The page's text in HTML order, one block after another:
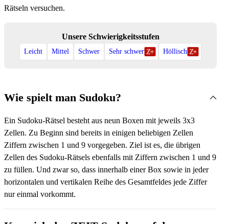
Rätseln versuchen.
Unsere Schwierigkeitsstufen
Leicht Mittel Schwer Sehr schwer Höllisch
Wie spielt man Sudoku?
Ein Sudoku-Rätsel besteht aus neun Boxen mit jeweils 3x3
Zellen. Zu Beginn sind bereits in einigen beliebigen Zellen
Ziffern zwischen 1 und 9 vorgegeben. Ziel ist es, die übrigen
Zellen des Sudoku-Rätsels ebenfalls mit Ziffern zwischen 1 und 9
zu füllen. Und zwar so, dass innerhalb einer Box sowie in jeder
horizontalen und vertikalen Reihe des Gesamtfeldes jede Ziffer
nur einmal vorkommt.